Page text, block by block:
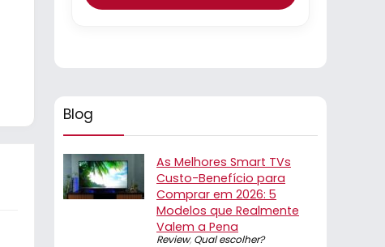
Blog
As Melhores Smart TVs
Custo-Benefício para
Comprar em 2026: 5
Modelos que Realmente
Valem a Pena
Review, Qual escolher?